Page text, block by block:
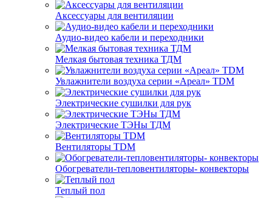
Аксессуары для вентиляции
Аудио-видео кабели и переходники
Мелкая бытовая техника ТДМ
Увлажнители воздуха серии «Ареал» TDM
Электрические сушилки для рук
Электрические ТЭНы ТДМ
Вентиляторы TDM
Обогреватели-тепловентиляторы- конвекторы
Теплый пол